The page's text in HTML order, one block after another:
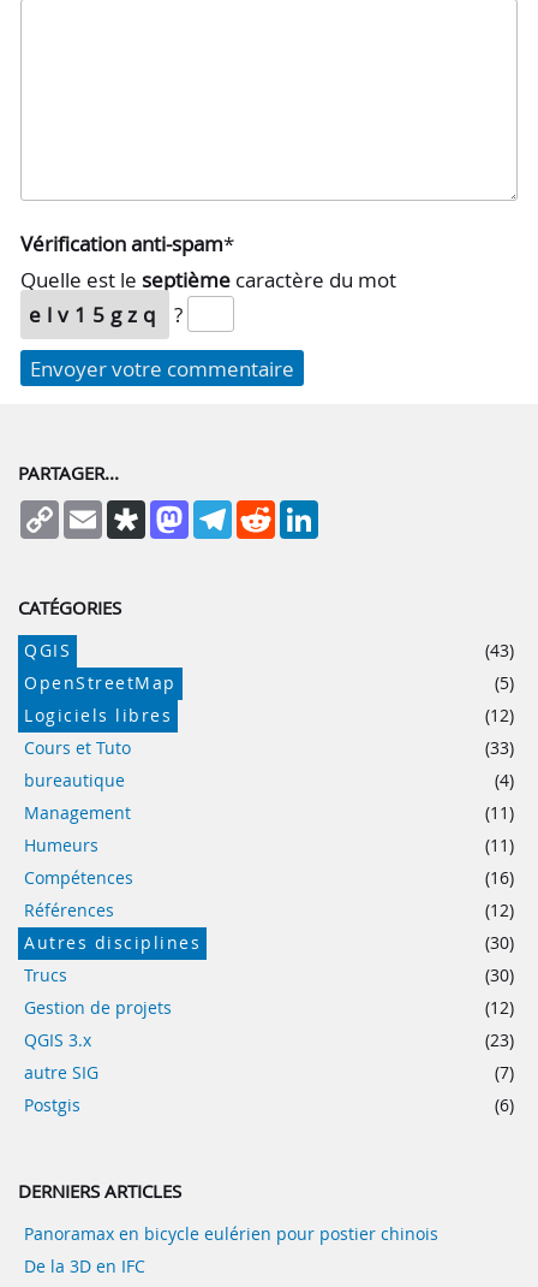
Vérification anti-spam*
Quelle est le septième caractère du mot
elv15gzq
?
PARTAGER...
Copy
Link
Email DiasporaMastodonTelegram
Reddit
CATÉGORIES
QGIS
(43)
OpenStreetMap
(5)
Logiciels libres
(12)
Cours et Tuto
(33)
bureautique
(4)
Management
(11)
Humeurs
(11)
Compétences
(16)
Références
(12)
Autres disciplines
(30)
Trucs
(30)
Gestion de projets
(12)
QGIS 3.x
(23)
autre SIG
(7)
Postgis
(6)
DERNIERS ARTICLES
Panoramax en bicycle eulérien pour postier chinois
De la 3D en IFC